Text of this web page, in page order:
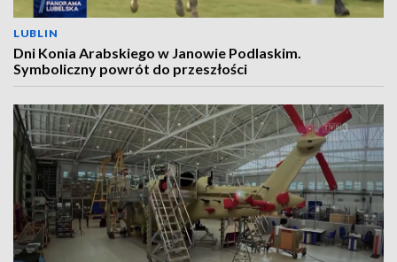
LUBLIN
Dni Konia Arabskiego w Janowie Podlaskim.
Symboliczny powrót do przeszłości